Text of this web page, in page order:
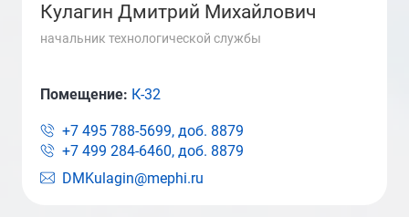
Кулагин Дмитрий Михайлович
начальник технологической службы
DMKulagin@mephi.ru
Помещение: К-32
+7 495 788-5699, доб. 8879
+7 499 284-6460, доб. 8879